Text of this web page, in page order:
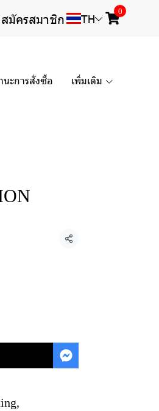
สมัครสมาชิก TH
0
ะการสั่งซื้อ เพิ่มเติม
แชร์
,